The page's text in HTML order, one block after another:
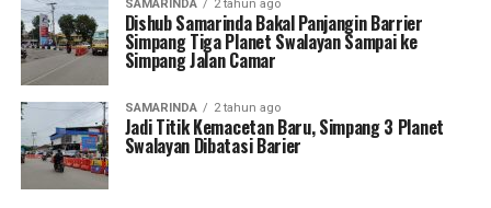
SAMARINDA 2 tahun ago
Dishub Samarinda Bakal Panjangin Barrier
Simpang Tiga Planet Swalayan Sampai ke
Simpang Jalan Camar
SAMARINDA 2 tahun ago
Jadi Titik Kemacetan Baru, Simpang 3 Planet
Swalayan Dibatasi Barier